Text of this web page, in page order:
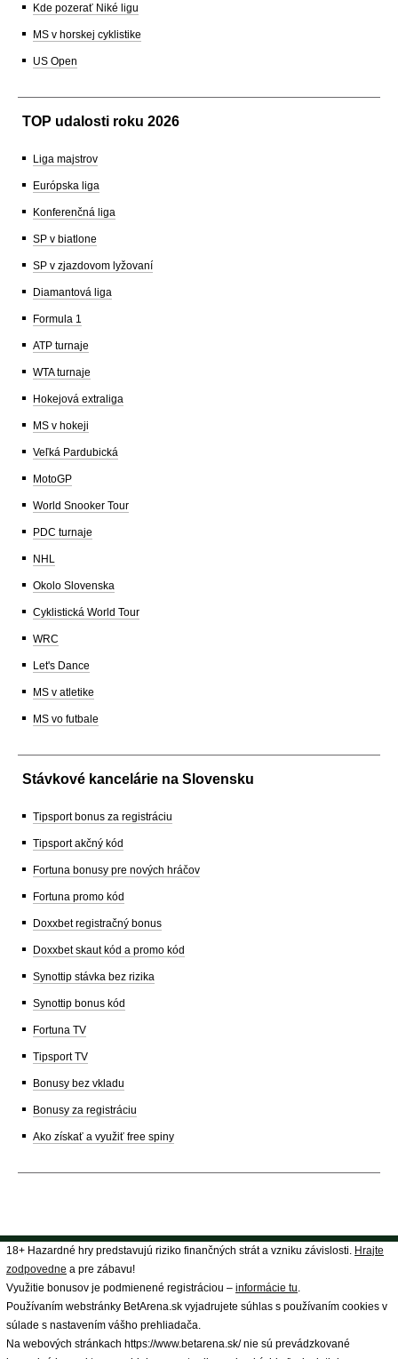
Kde pozerať Niké ligu
MS v horskej cyklistike
US Open
TOP udalosti roku 2026
Liga majstrov
Európska liga
Konferenčná liga
SP v biatlone
SP v zjazdovom lyžovaní
Diamantová liga
Formula 1
ATP turnaje
WTA turnaje
Hokejová extraliga
MS v hokeji
Veľká Pardubická
MotoGP
World Snooker Tour
PDC turnaje
NHL
Okolo Slovenska
Cyklistická World Tour
WRC
Let's Dance
MS v atletike
MS vo futbale
Stávkové kancelárie na Slovensku
Tipsport bonus za registráciu
Tipsport akčný kód
Fortuna bonusy pre nových hráčov
Fortuna promo kód
Doxxbet registračný bonus
Doxxbet skaut kód a promo kód
Synottip stávka bez rizika
Synottip bonus kód
Fortuna TV
Tipsport TV
Bonusy bez vkladu
Bonusy za registráciu
Ako získať a využiť free spiny
18+ Hazardné hry predstavujú riziko finančných strát a vzniku závislosti. Hrajte
zodpovedne a pre zábavu!
Využitie bonusov je podmienené registráciou – informácie tu
Používaním webstránky BetArena.sk vyjadrujete súhlas s používaním cookies v
súlade s nastavením vášho prehliadača.
Na webových stránkach https://www.betarena.sk/ nie sú prevádzkované